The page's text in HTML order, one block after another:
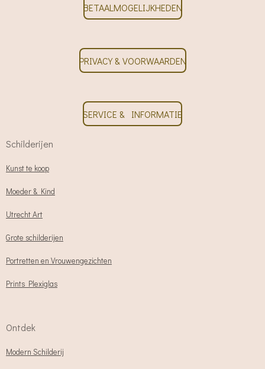
BETAALMOGELIJKHEDEN
PRIVACY & VOORWAARDEN
SERVICE & INFORMATIE
Schilderijen
Kunst te koop
Moeder & Kind
Utrecht Art
Grote schilderijen
Portretten en Vrouwengezichten
Prints Plexiglas
Ontdek
Modern Schilderij